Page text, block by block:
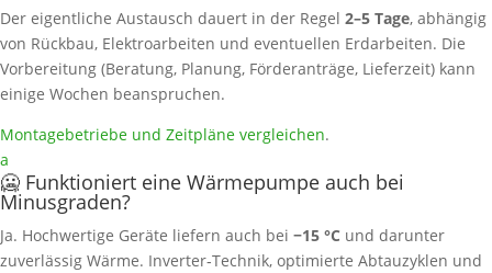
Der eigentliche Austausch dauert in der Regel 2–5 Tage, abhängig
von Rückbau, Elektroarbeiten und eventuellen Erdarbeiten. Die
Vorbereitung (Beratung, Planung, Förderanträge, Lieferzeit) kann
einige Wochen beanspruchen.
Montagebetriebe und Zeitpläne vergleichen.
a
🥶 Funktioniert eine Wärmepumpe auch bei
Minusgraden?
Ja. Hochwertige Geräte liefern auch bei −15 °C und darunter
zuverlässig Wärme. Inverter‑Technik, optimierte Abtauzyklen und